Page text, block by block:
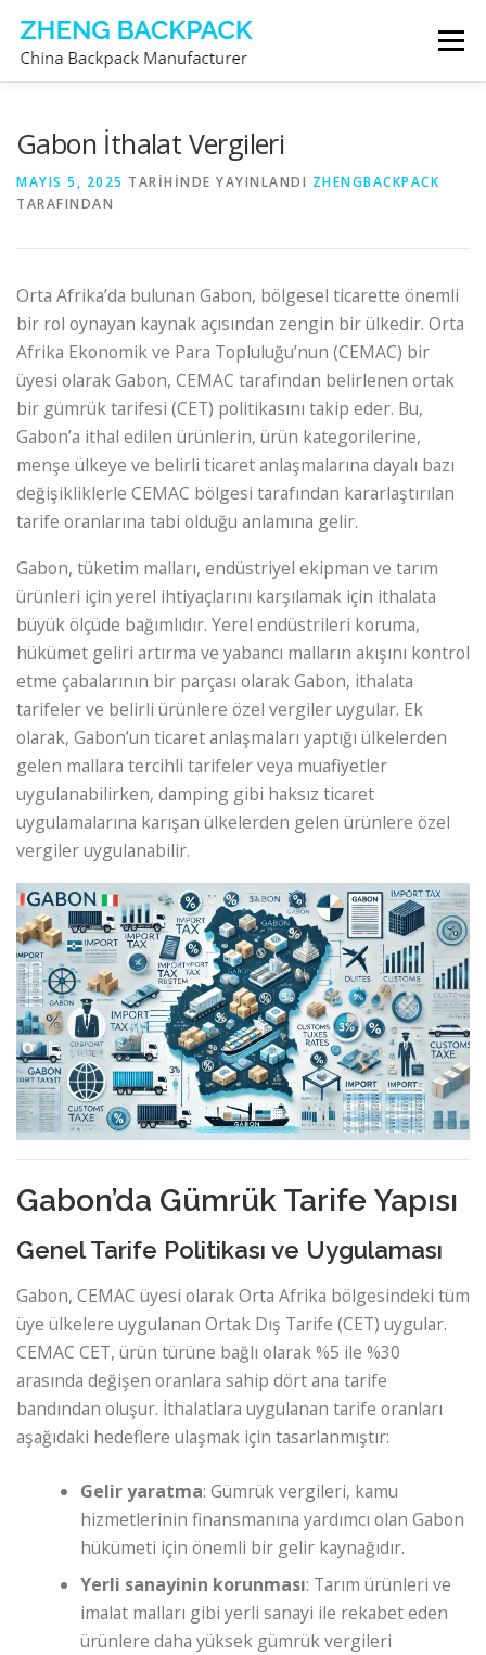
geç
Menü
BIZE ULAŞIN
Gabon İthalat Vergileri
MAYIS 5, 2025 TARIHINDE YAYINLANDI ZHENGBACKPACK
TARAFINDAN
Orta Afrika’da bulunan Gabon, bölgesel ticarette önemli
bir rol oynayan kaynak açısından zengin bir ülkedir. Orta
Afrika Ekonomik ve Para Topluluğu’nun (CEMAC) bir
üyesi olarak Gabon, CEMAC tarafından belirlenen ortak
bir gümrük tarifesi (CET) politikasını takip eder. Bu,
Gabon’a ithal edilen ürünlerin, ürün kategorilerine,
menşe ülkeye ve belirli ticaret anlaşmalarına dayalı bazı
değişikliklerle CEMAC bölgesi tarafından kararlaştırılan
tarife oranlarına tabi olduğu anlamına gelir.
Gabon, tüketim malları, endüstriyel ekipman ve tarım
ürünleri için yerel ihtiyaçlarını karşılamak için ithalata
büyük ölçüde bağımlıdır. Yerel endüstrileri koruma,
hükümet geliri artırma ve yabancı malların akışını kontrol
etme çabalarının bir parçası olarak Gabon, ithalata
tarifeler ve belirli ürünlere özel vergiler uygular. Ek
olarak, Gabon’un ticaret anlaşmaları yaptığı ülkelerden
gelen mallara tercihli tarifeler veya muafiyetler
uygulanabilirken, damping gibi haksız ticaret
uygulamalarına karışan ülkelerden gelen ürünlere özel
vergiler uygulanabilir.
Gabon’da Gümrük Tarife Yapısı
Genel Tarife Politikası ve Uygulaması
Gabon, CEMAC üyesi olarak Orta Afrika bölgesindeki tüm
üye ülkelere uygulanan Ortak Dış Tarife (CET) uygular.
CEMAC CET, ürün türüne bağlı olarak %5 ile %30
arasında değişen oranlara sahip dört ana tarife
bandından oluşur. İthalatlara uygulanan tarife oranları
aşağıdaki hedeflere ulaşmak için tasarlanmıştır:
Gelir yaratma: Gümrük vergileri, kamu
hizmetlerinin finansmanına yardımcı olan Gabon
hükümeti için önemli bir gelir kaynağıdır.
Yerli sanayinin korunması: Tarım ürünleri ve
imalat malları gibi yerli sanayi ile rekabet eden
ürünlere daha yüksek gümrük vergileri